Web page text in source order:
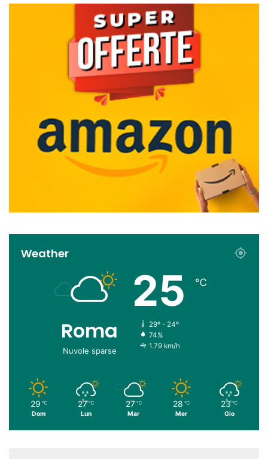
Weather
Roma
Nuvole sparse
25 ℃
29º - 24º
74%
1.79 km/h
29 ℃
Dom
27 ℃
Lun
27 ℃
Mar
28 ℃
Mer
23 ℃
Gio